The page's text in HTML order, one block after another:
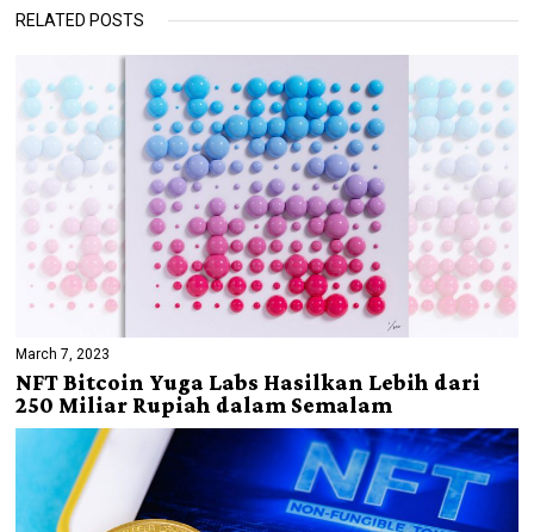
RELATED POSTS
March 7, 2023
NFT Bitcoin Yuga Labs Hasilkan Lebih dari
250 Miliar Rupiah dalam Semalam